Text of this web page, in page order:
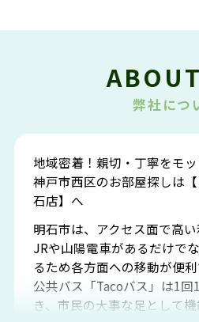
弊社につ
地域密着！親切・丁寧をモ
神戸市西区のお部屋探しは
石店】へ
明石市は、アクセス面で高い
JRや山陽電車があるだけで
るため各方面への移動が便利
公共バス「Tacoバス」は1
き、市民の大事な足として機